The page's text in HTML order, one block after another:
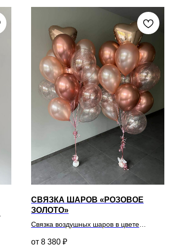
СВЯЗКА ШАРОВ «РОЗОВОЕ
ЗОЛОТО»
Связка воздушных шаров в цвете
8 380 ₽